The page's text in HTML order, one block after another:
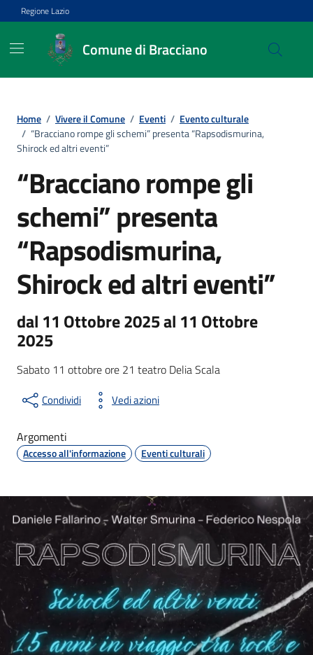
Vai ai contenuti
Vai al footer
Regione Lazio
Comune di Bracciano
Home / Vivere il Comune / Eventi / Evento culturale
/ “Bracciano rompe gli schemi” presenta “Rapsodismurina,
Shirock ed altri eventi”
“Bracciano rompe gli
schemi” presenta
“Rapsodismurina,
Shirock ed altri eventi”
dal 11 Ottobre 2025 al 11 Ottobre
2025
Sabato 11 ottobre ore 21 teatro Delia Scala
Condividi Vedi azioni
Argomenti
Accesso all'informazione Eventi culturali